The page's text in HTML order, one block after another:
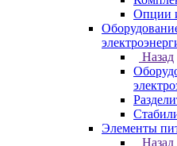
Опции
Назад
Элементы
Назад